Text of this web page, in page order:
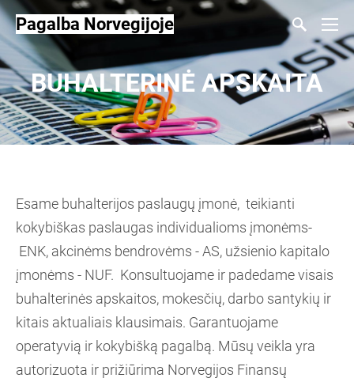
Pagalba Norvegijoje
BUHALTERINĖ APSKAITA
Esame buhalterijos paslaugų įmonė, teikianti
kokybiškas paslaugas individualioms įmonėms-
ENK, akcinėms bendrovėms - AS, užsienio kapitalo
įmonėms - NUF. Konsultuojame ir padedame visais
buhalterinės apskaitos, mokesčių, darbo santykių ir
kitais aktualiais klausimais. Garantuojame
operatyvią ir kokybišką pagalbą. Mūsų veikla yra
autorizuota ir prižiūrima Norvegijos Finansų